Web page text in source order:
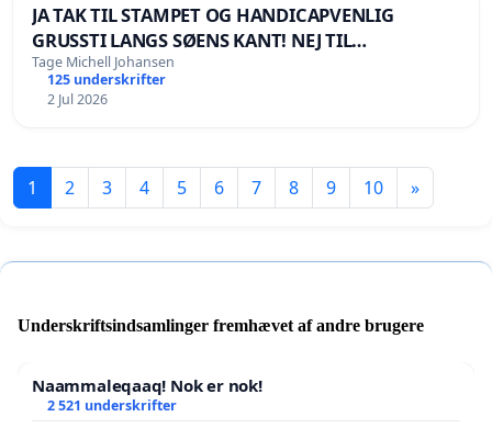
JA TAK TIL STAMPET OG HANDICAPVENLIG
GRUSSTI LANGS SØENS KANT! NEJ TIL
BOARDWALK VÆK FRA SØEN
Tage Michell Johansen
125 underskrifter
2 Jul 2026
1 2 3 4 5 6 7 8 9 10 »
Underskriftsindsamlinger fremhævet af andre brugere
Naammaleqaaq! Nok er nok!
2 521 underskrifter